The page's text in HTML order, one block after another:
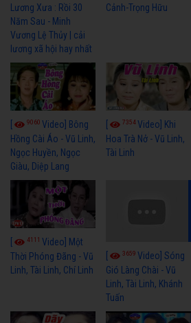
Lương Xưa : Rồi 30
Năm Sau - Minh
Vương Lệ Thủy | cải
lương xã hội hay nhất
Cảnh-Trọng Hữu
9060 Video] Bông
Hồng Cài Áo - Vũ Linh,
Ngọc Huyền, Ngọc
Giàu, Diệp Lang
7354Video] Khi
Hoa Trà Nở - Vũ Linh,
Tài Linh
4111 Video] Một
Thời Phóng Đãng - Vũ
Linh, Tài Linh, Chí Linh
3659Video] Sóng
Gió Làng Chài - Vũ
Linh, Tài Linh, Khánh
Tuấn